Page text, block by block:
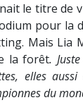
le titre de
pour la
Mais Lia
la forêt.
elles
du